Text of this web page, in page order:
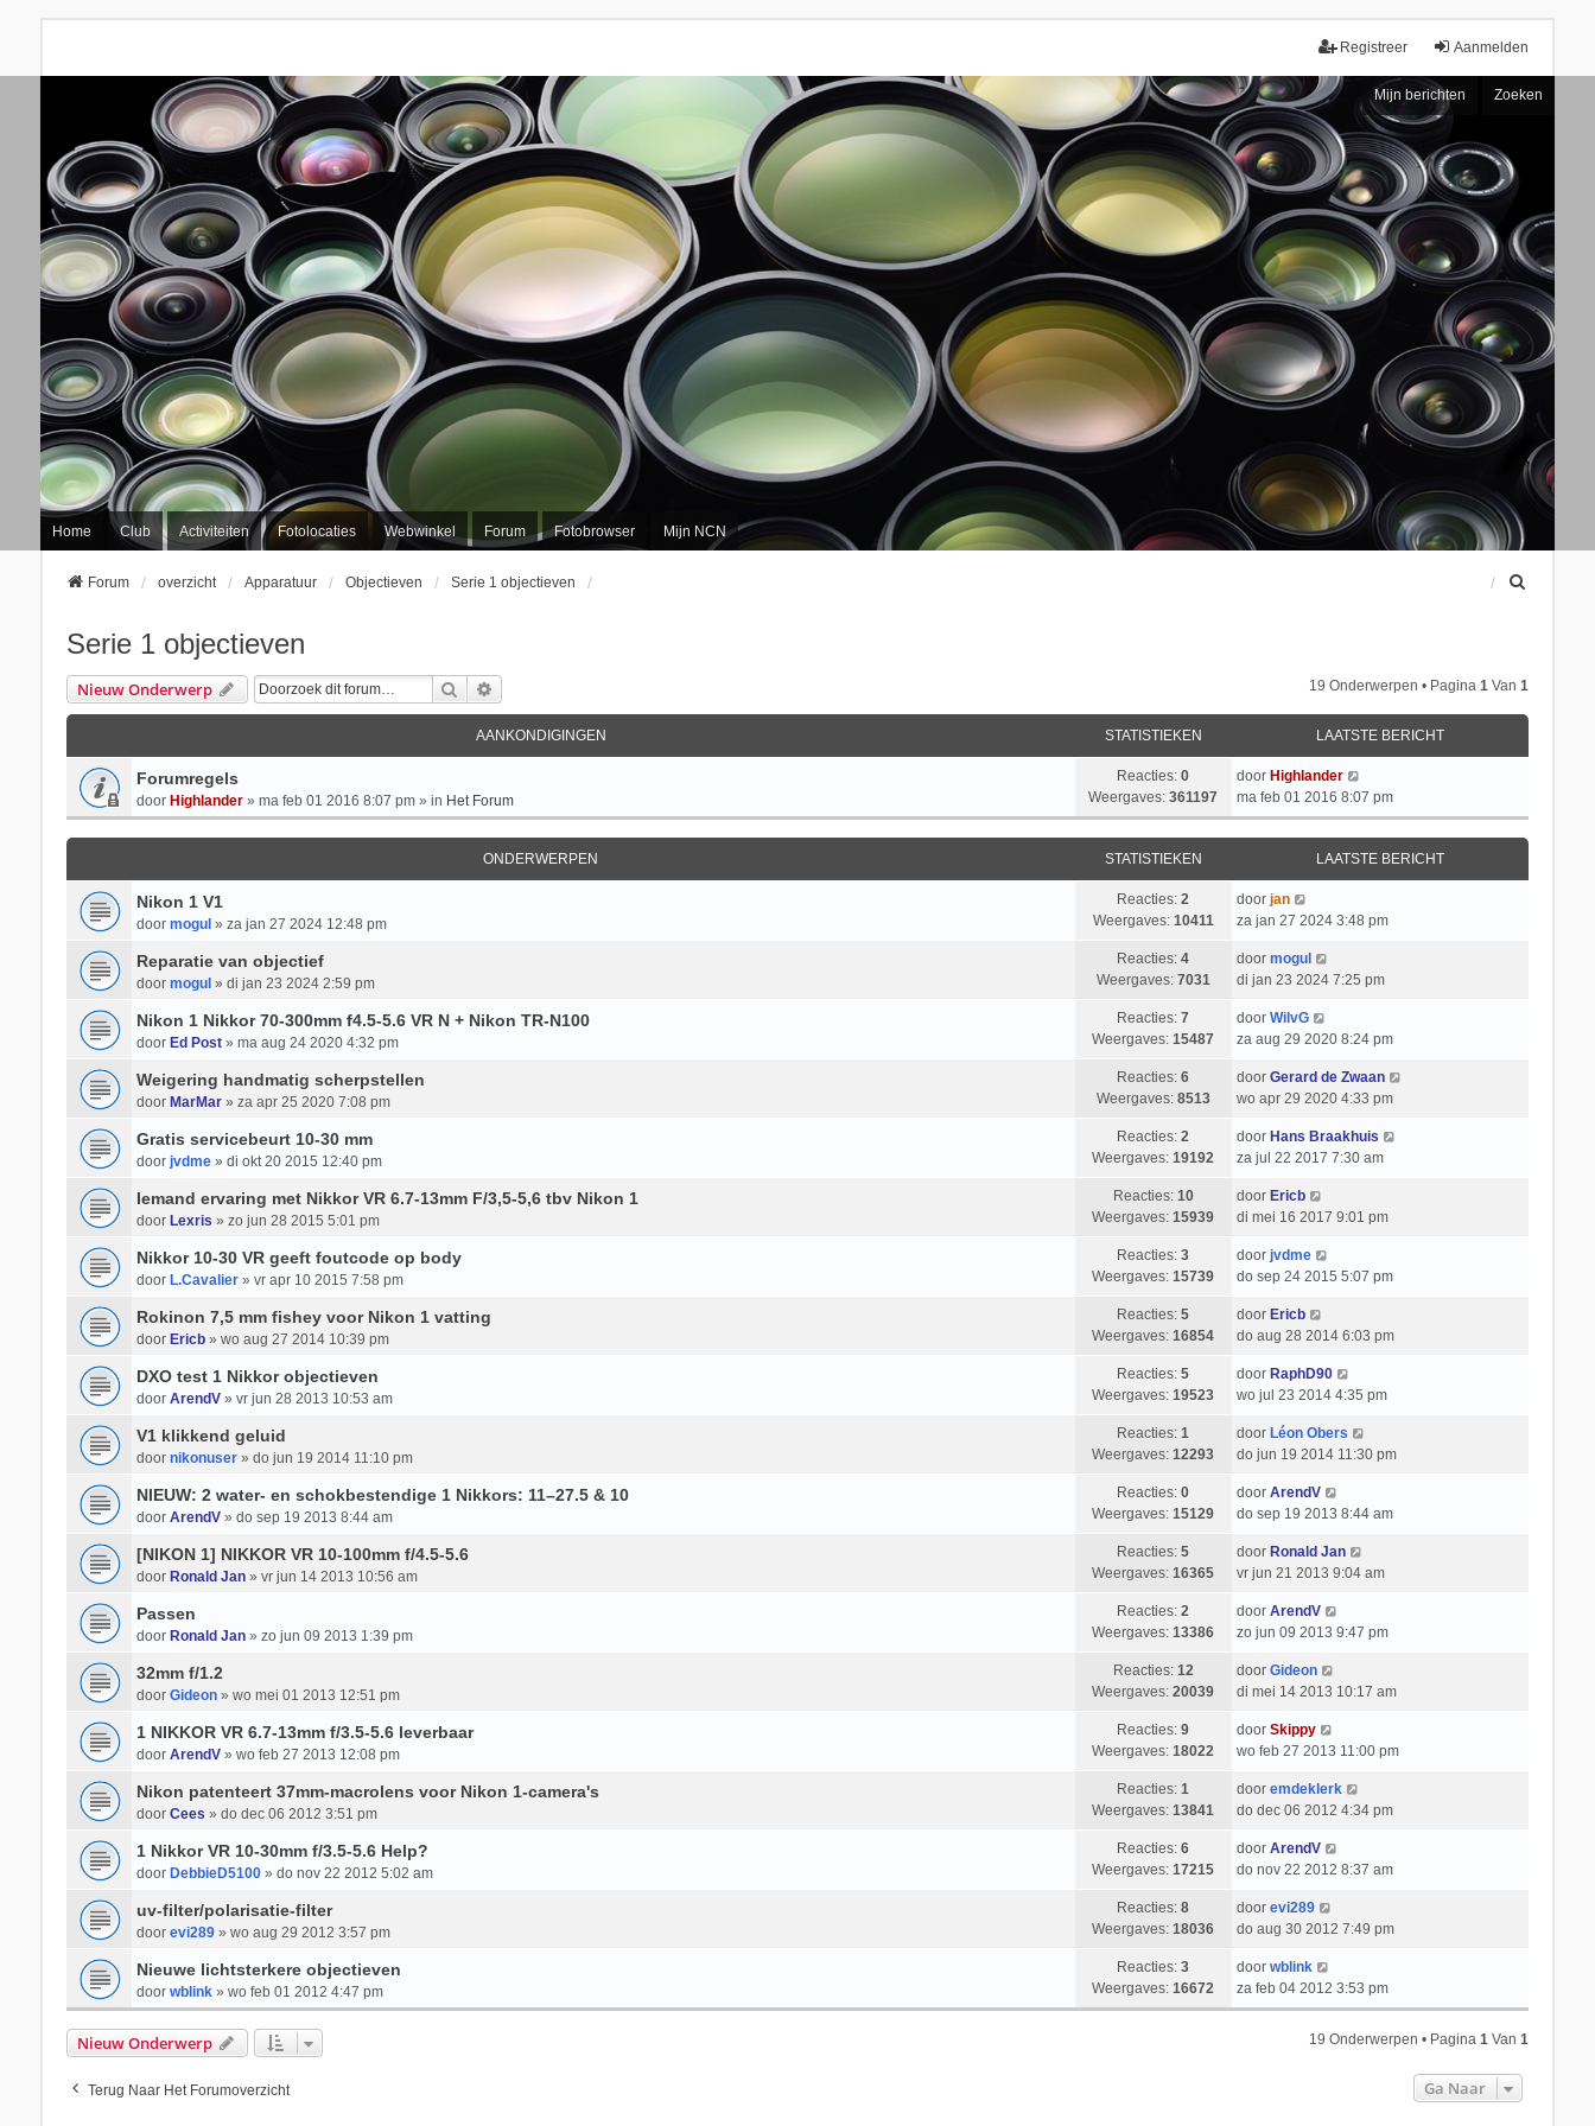
Aanmelden
Registreer
Mijn berichten Zoeken
Home Club Activiteiten Fotolocaties Webwinkel Forum Fotobrowser Mijn NCN
Forum overzicht Apparatuur Objectieven Serie 1 objectieven
Serie 1 objectieven
Nieuw Onderwerp Zoek 19 Onderwerpen • Pagina1 Van1
AANKONDIGINGEN STATISTIEKEN LAATSTE BERICHT
Forumregels
door Highlander» ma feb 01 2016 8:07 pm » in Het Forum
Reacties:0
Weergaves:361197
door Highlander
ma feb 01 2016 8:07 pm
ONDERWERPEN STATISTIEKEN LAATSTE BERICHT
Nikon 1 V1
door mogul » za jan 27 2024 12:48 pm
Reacties:2
Weergaves: 10411
door jan
za jan 27 2024 3:48 pm
Reparatie van objectief
door mogul » di jan 23 2024 2:59 pm
Reacties:4
Weergaves: 7031
door mogul
di jan 23 2024 7:25 pm
Nikon 1 Nikkor 70-300mm f4.5-5.6 VR N + Nikon TR-N100
door Ed Post» ma aug 24 2020 4:32 pm
Reacties:7
Weergaves:15487
door WilvG
za aug 29 2020 8:24 pm
Weigering handmatig scherpstellen
door MarMar» za apr 25 2020 7:08 pm
Reacties:6
Weergaves: 8513
door Gerard de Zwaan
wo apr 29 2020 4:33 pm
Gratis servicebeurt 10-30 mm
door jvdme» di okt 20 2015 12:40 pm
Reacties:2
Weergaves:19192
door Hans Braakhuis
za jul 22 2017 7:30 am
Iemand ervaring met Nikkor VR 6.7-13mm F/3,5-5,6 tbv Nikon 1
door Lexris » zo jun 28 2015 5:01 pm
Reacties: 10
Weergaves:15939
door Ericb
di mei 16 2017 9:01 pm
Nikkor 10-30 VR geeft foutcode op body
door L.Cavalier» vr apr 10 2015 7:58 pm
Reacties:3
Weergaves:15739
door jvdme
do sep 24 2015 5:07 pm
Rokinon 7,5 mm fishey voor Nikon 1 vatting
door Ericb» wo aug 27 2014 10:39 pm
Reacties:5
Weergaves:16854
door Ericb
do aug 28 2014 6:03 pm
DXO test 1 Nikkor objectieven
door ArendV» vr jun 28 2013 10:53 am
Reacties:5
Weergaves:19523
door RaphD90
wo jul 23 2014 4:35 pm
V1 klikkend geluid
door nikonuser» do jun 19 2014 11:10 pm
Reacties:1
Weergaves:12293
door Léon Obers
do jun 19 2014 11:30 pm
NIEUW: 2 water- en schokbestendige 1 Nikkors: 11–27.5 & 10
door ArendV» do sep 19 2013 8:44 am
Reacties:0
Weergaves:15129
door ArendV
do sep 19 2013 8:44 am
[NIKON 1] NIKKOR VR 10-100mm f/4.5-5.6
door Ronald Jan» vr jun 14 2013 10:56 am
Reacties:5
Weergaves:16365
door Ronald Jan
vr jun 21 2013 9:04 am
Passen
door Ronald Jan» zo jun 09 2013 1:39 pm
Reacties:2
Weergaves:13386
door ArendV
zo jun 09 2013 9:47 pm
32mm f/1.2
door Gideon» wo mei 01 2013 12:51 pm
Reacties: 12
Weergaves:20039
door Gideon
di mei 14 2013 10:17 am
1 NIKKOR VR 6.7-13mm f/3.5-5.6 leverbaar
door ArendV» wo feb 27 2013 12:08 pm
Reacties:9
Weergaves:18022
door Skippy
wo feb 27 2013 11:00 pm
Nikon patenteert 37mm-macrolens voor Nikon 1-camera's
door Cees » do dec 06 2012 3:51 pm
Reacties:1
Weergaves:13841
door emdeklerk
do dec 06 2012 4:34 pm
1 Nikkor VR 10-30mm f/3.5-5.6 Help?
door DebbieD5100» do nov 22 2012 5:02 am
Reacties:6
Weergaves:17215
door ArendV
do nov 22 2012 8:37 am
uv-filter/polarisatie-filter
door evi289» wo aug 29 2012 3:57 pm
Reacties:8
Weergaves:18036
door evi289
do aug 30 2012 7:49 pm
Nieuwe lichtsterkere objectieven
door wblink» wo feb 01 2012 4:47 pm
Reacties:3
Weergaves:16672
door wblink
za feb 04 2012 3:53 pm
Nieuw Onderwerp 19 Onderwerpen • Pagina1 Van1
Terug Naar Het Forumoverzicht Ga Naar